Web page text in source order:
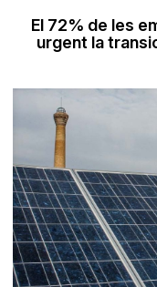
El 72% de les
urgent la